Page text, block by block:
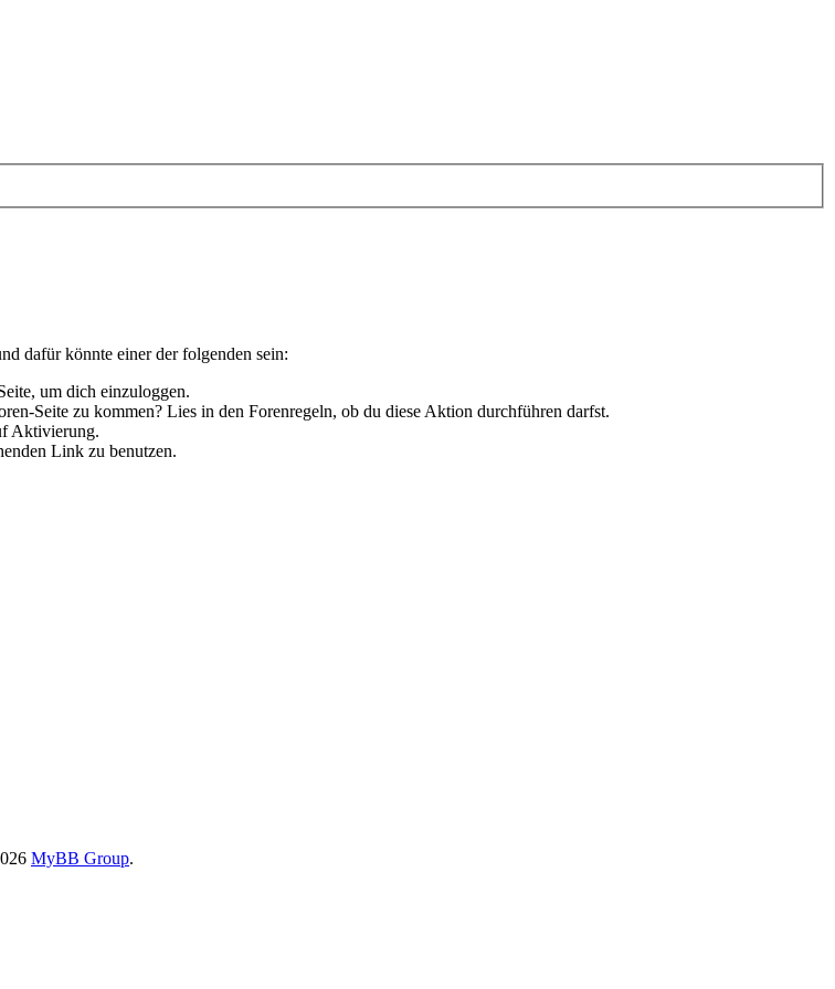
dafür könnte einer der folgenden sein:
um dich einzuloggen.
Seite zu kommen? Lies in den Forenregeln, ob du diese Aktion durchführen darfst.
Aktivierung.
Link zu benutzen.
MyBB Group.